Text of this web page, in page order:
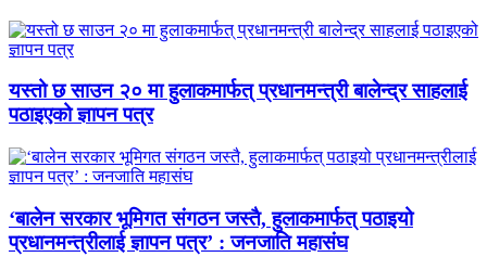
यस्तो छ साउन २० मा हुलाकमार्फत् प्रधानमन्त्री बालेन्द्र साहलाई
पठाइएको ज्ञापन पत्र
‘बालेन सरकार भूमिगत संगठन जस्तै, हुलाकमार्फत् पठाइयो
प्रधानमन्त्रीलाई ज्ञापन पत्र’ : जनजाति महासंघ